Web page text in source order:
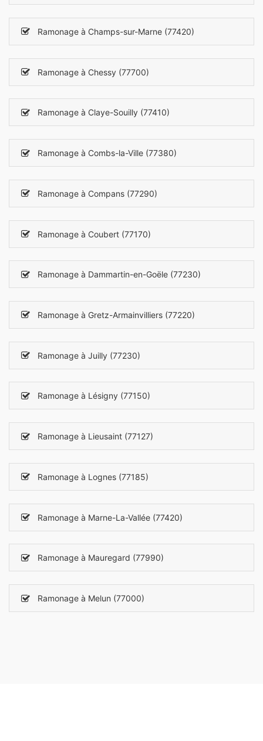
Ramonage à Champs-sur-Marne (77420)
Ramonage à Chessy (77700)
Ramonage à Claye-Souilly (77410)
Ramonage à Combs-la-Ville (77380)
Ramonage à Compans (77290)
Ramonage à Coubert (77170)
Ramonage à Dammartin-en-Goële (77230)
Ramonage à Gretz-Armainvilliers (77220)
Ramonage à Juilly (77230)
Ramonage à Lésigny (77150)
Ramonage à Lieusaint (77127)
Ramonage à Lognes (77185)
Ramonage à Marne-La-Vallée (77420)
Ramonage à Mauregard (77990)
Ramonage à Melun (77000)